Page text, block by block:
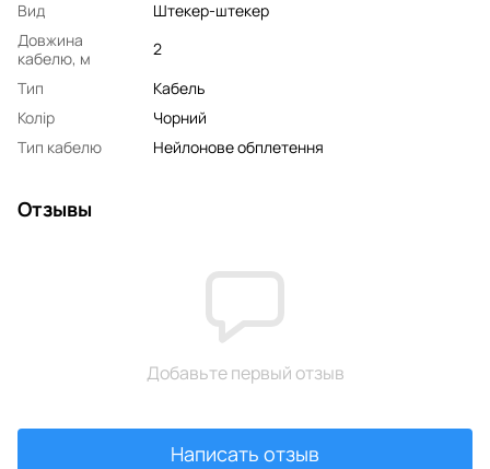
Вид
Штекер-штекер
Довжина
кабелю, м
2
Тип
Кабель
Колір
Чорний
Тип кабелю
Нейлонове обплетення
Отзывы
Добавьте первый отзыв
Написать отзыв